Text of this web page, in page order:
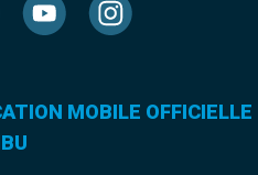
MOBILE OFFICIELLE